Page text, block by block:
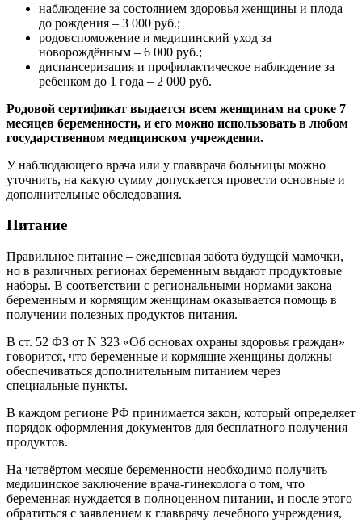
наблюдение за состоянием здоровья женщины и плода
до рождения – 3 000 руб.;
родовспоможение и медицинский уход за
новорождённым – 6 000 руб.;
диспансеризация и профилактическое наблюдение за
ребенком до 1 года – 2 000 руб.
Родовой сертификат выдается всем женщинам на сроке 7
месяцев беременности, и его можно использовать в любом
государственном медицинском учреждении.
У наблюдающего врача или у главврача больницы можно
уточнить, на какую сумму допускается провести основные и
дополнительные обследования.
Питание
Правильное питание – ежедневная забота будущей мамочки,
но в различных регионах беременным выдают продуктовые
наборы. В соответствии с региональными нормами закона
беременным и кормящим женщинам оказывается помощь в
получении полезных продуктов питания.
В ст. 52 ФЗ от N 323 «Об основах охраны здоровья граждан»
говорится, что беременные и кормящие женщины должны
обеспечиваться дополнительным питанием через
специальные пункты.
В каждом регионе РФ принимается закон, который определяет
порядок оформления документов для бесплатного получения
продуктов.
На четвёртом месяце беременности необходимо получить
медицинское заключение врача-гинеколога о том, что
беременная нуждается в полноценном питании, и после этого
обратиться с заявлением к главврачу лечебного учреждения,